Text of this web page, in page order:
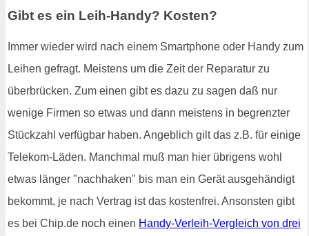
Gibt es ein Leih-Handy? Kosten?
Immer wieder wird nach einem Smartphone oder Handy zum
Leihen gefragt. Meistens um die Zeit der Reparatur zu
überbrücken. Zum einen gibt es dazu zu sagen daß nur
wenige Firmen so etwas und dann meistens in begrenzter
Stückzahl verfügbar haben. Angeblich gilt das z.B. für einige
Telekom-Läden. Manchmal muß man hier übrigens wohl
etwas länger "nachhaken" bis man ein Gerät ausgehändigt
bekommt, je nach Vertrag ist das kostenfrei. Ansonsten gibt
es bei Chip.de noch einen Handy-Verleih-Vergleich von drei